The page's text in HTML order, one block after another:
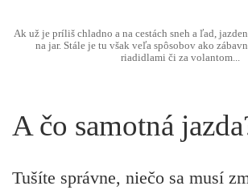
Ak už je príliš chladno a na cestách sneh a ľad,
na jar. Stále je tu však veľa spôsobov ako
riadidlami či za volantom...
A čo samotná
Tušíte správne, niečo sa musí